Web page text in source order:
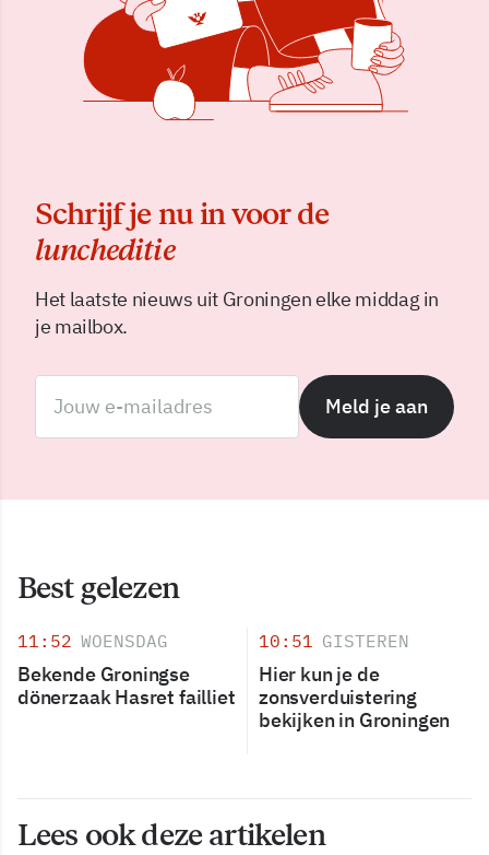
Schrijf je nu in voor de
luncheditie
Het laatste nieuws uit Groningen elke middag in
je mailbox.
Meld je aan
Best gelezen
11:52 WOENSDAG
Bekende Groningse
dönerzaak Hasret failliet
10:51 GISTEREN
Hier kun je de
zonsverduistering
bekijken in Groningen
Lees ook deze artikelen